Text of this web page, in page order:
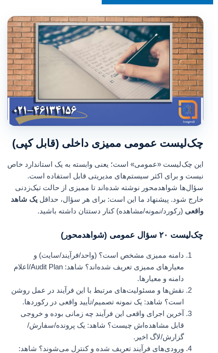
چک‌لیست عمومی ممیزی داخلی (قابل کپی)
این چک‌لیست «عمومی» است؛ یعنی وابسته به یک استاندارد خاص
نیست و برای اکثر سیستم‌های مدیریتی قابل استفاده است.
سؤال‌ها شواهدمحور نوشته شده‌اند تا ممیزی از حالت تیک‌زدنی
خارج شود. پیشنهاد ما این است: برای هر سؤال، حداقل یک شاهد
واقعی(رکورد/نمونه/مشاهده) کنار دستتان داشته باشید.
چک‌لیست ۲۰ سؤال عمومی (شواهدمحور)
دامنه ممیزی مشخص است؟ (واحد/فرآیند/سایت) و
معیارهای ممیزی تعریف شده‌اند؟ شاهد: Audit Plan/اعلام
دامنه و معیارها.
نقش‌ها و مسئولیت‌های مرتبط با این فرآیند در عمل روشن
است؟ شاهد: یک نمونه تصمیم/تأیید واقعی در رکوردها.
آخرین اجرای واقعی این فرآیند چه زمانی بوده و خروجی
قابل مشاهده‌اش چیست؟ شاهد: یک پرونده/سفارش/
گزارش/لاگ اخیر.
ورودی‌های فرآیند تعریف شده و کنترل می‌شوند؟ شاهد: